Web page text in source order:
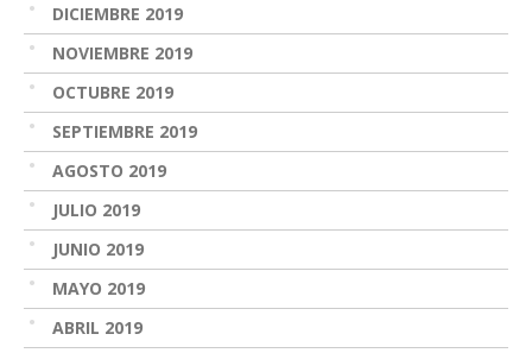
DICIEMBRE 2019
NOVIEMBRE 2019
OCTUBRE 2019
SEPTIEMBRE 2019
AGOSTO 2019
JULIO 2019
JUNIO 2019
MAYO 2019
ABRIL 2019